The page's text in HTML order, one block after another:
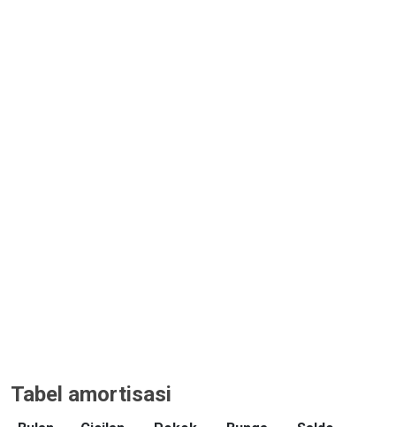
Tabel amortisasi